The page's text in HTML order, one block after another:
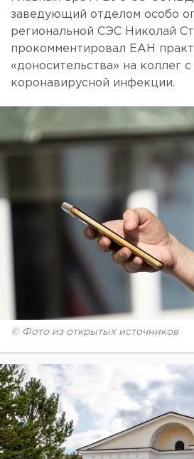
заведующий отделом особо
региональной СЭС Николай
прокомментировал ЕАН
«доносительства» на коллег
коронавирусной инфекции.
© Фото из открытых источников